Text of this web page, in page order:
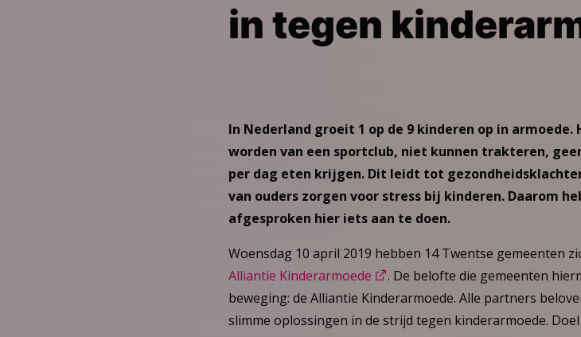
in tegen
In Nederland groeit 1 op de 9 kinderen op in
worden van een sportclub, niet kunnen trakteren,
per dag eten krijgen. Dit leidt tot
van ouders zorgen voor stress bij kinderen. Daarom
afgesproken hier iets aan te doen.
Woensdag 10 april 2019 hebben 14 Twentse gemeenten
Alliantie Kinderarmoede
. De belofte die gemeenten
beweging: de Alliantie Kinderarmoede. Alle partners
slimme oplossingen in de strijd tegen kinderarmoede.